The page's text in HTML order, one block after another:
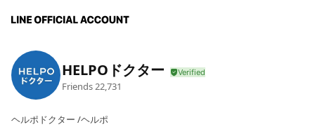
HELPOドクター
Friends 22,731
ヘルポドクター /ヘルポ